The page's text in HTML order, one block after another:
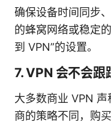
确保设备时间同步
的蜂窝网络或稳定
到 VPN”的设置。
7. VPN 会不会跟
大多数商业 VPN
商的策略不同，购